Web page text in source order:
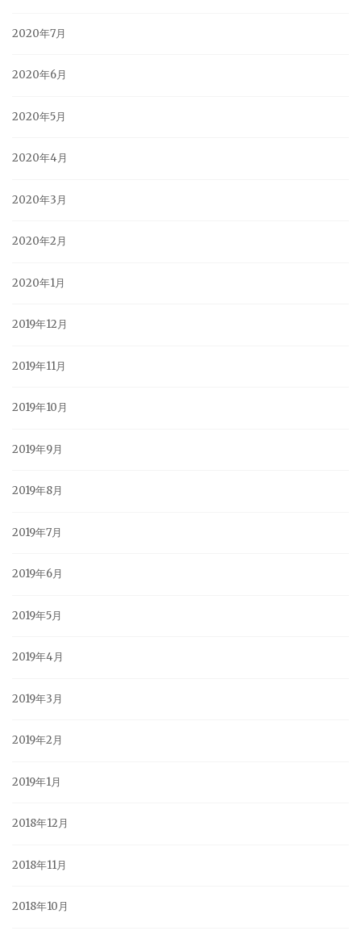
2020年7月
2020年6月
2020年5月
2020年4月
2020年3月
2020年2月
2020年1月
2019年12月
2019年11月
2019年10月
2019年9月
2019年8月
2019年7月
2019年6月
2019年5月
2019年4月
2019年3月
2019年2月
2019年1月
2018年12月
2018年11月
2018年10月